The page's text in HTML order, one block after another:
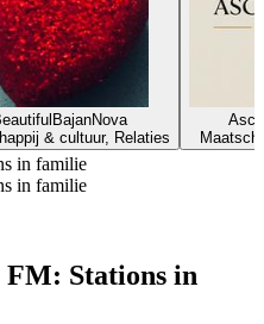
& cultuur, Relaties
in familie
in familie
FM: Stations in